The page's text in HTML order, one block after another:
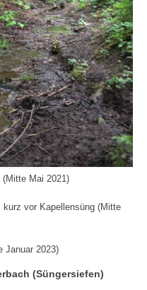
(Mitte Mai 2021)
vor Kapellensüng (Mitte
Januar 2023)
(Süngersiefen)